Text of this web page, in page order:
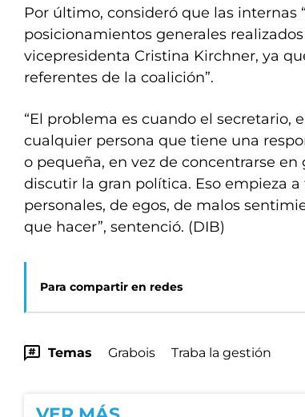
Por último, consideró que las internas
posicionamientos generales
vicepresidenta Cristina Kirchner, ya
referentes de la coalición”.
“El problema es cuando el secretario,
cualquier persona que tiene una
o pequeña, en vez de concentrarse
discutir la gran política. Eso empieza
personales, de egos, de malos
que hacer”, sentenció. (DIB)
Para compartir en redes
Temas Grabois Traba la gestión